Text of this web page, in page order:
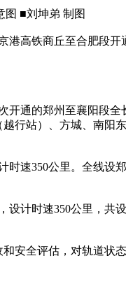
■刘坤弟 制图
高铁商丘至合肥段开
通的郑州至襄阳段全
行站）、方城、南阳
速350公里。全线设
计时速350公里，共
全评估，对轨道状